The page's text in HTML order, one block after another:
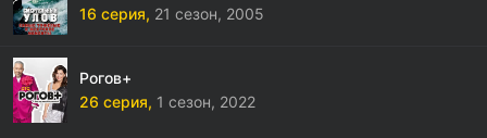
16 серия, 21 сезон, 2005
Рогов+
26 серия, 1 сезон, 2022